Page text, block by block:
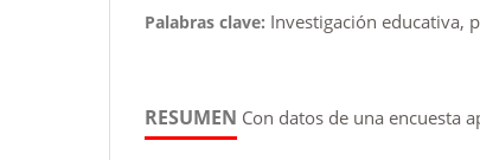
Palabras clave: Investigación educativa,
RESUMEN Con datos de una encuesta